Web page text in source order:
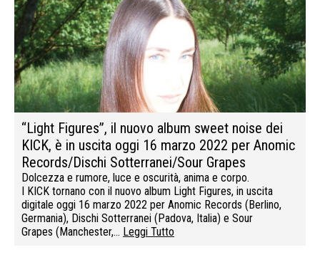
“Light Figures”, il nuovo album sweet noise dei
KICK, è in uscita oggi 16 marzo 2022 per Anomic
Records/Dischi Sotterranei/Sour Grapes
Dolcezza e rumore, luce e oscurità, anima e corpo.
I KICK tornano con il nuovo album Light Figures, in uscita
digitale oggi 16 marzo 2022 per Anomic Records (Berlino,
Germania), Dischi Sotterranei (Padova, Italia) e Sour
Grapes (Manchester,… Leggi Tutto